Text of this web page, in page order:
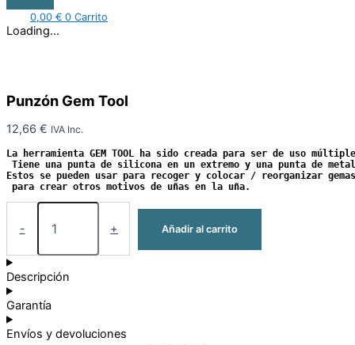
0,00 € 0 Carrito
Loading...
Punzón Gem Tool
12,66 € IVA Inc.
La herramienta GEM TOOL ha sido creada para ser de uso
Tiene una punta de silicona en un extremo y una punta de
Estos se pueden usar para recoger y colocar / reorganizar
para crear otros motivos de uñas en la uña.
- + Añadir al carrito
Descripción
Garantía
Envíos y devoluciones